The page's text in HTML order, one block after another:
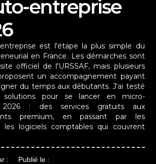
entreprise
est l'étape la plus simple du
en France. Les démarches sont
officiel de l'URSSAF, mais plusieurs
un accompagnement payant
du temps aux débutants. J'ai testé
pour se lancer en micro-
2026 : des services gratuits aux
premium, en passant par les
logiciels comptables qui couvrent
: Publié le :